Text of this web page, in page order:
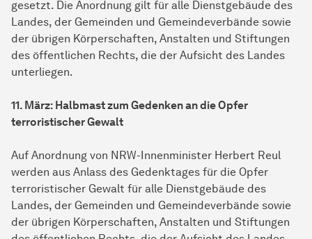
gesetzt. Die Anordnung gilt für alle Dienstgebäude des
Landes, der Gemeinden und Gemeindeverbände sowie
der übrigen Körperschaften, Anstalten und Stiftungen
des öffentlichen Rechts, die der Aufsicht des Landes
unterliegen.
11. März: Halbmast zum Gedenken an die Opfer
terroristischer Gewalt
Auf Anordnung von NRW-Innenminister Herbert Reul
werden aus Anlass des Gedenktages für die Opfer
terroristischer Gewalt für alle Dienstgebäude des
Landes, der Gemeinden und Gemeindeverbände sowie
der übrigen Körperschaften, Anstalten und Stiftungen